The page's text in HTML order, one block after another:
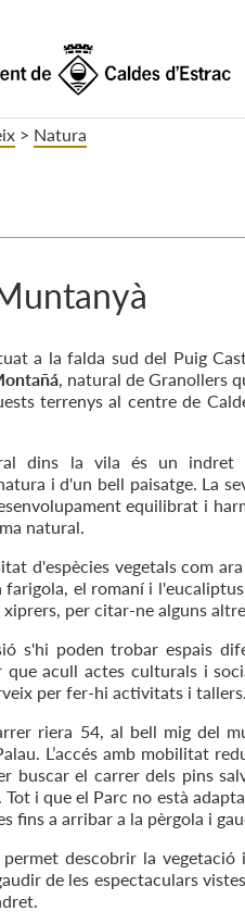
> Natura
a la falda sud del Puig
, natural de Granollers
terrenys al centre de
dins la vila és un
i d'un bell paisatge. La
equilibrat i
natural.
d'espècies vegetals com
farigola, el romaní i
per citar-ne alguns
s'hi poden trobar espais
que acull actes culturals i
per fer-hi activitats i
riera 54, al bell mig del
L’accés amb mobilitat
buscar el carrer dels pins
i que el Parc no està
fins a arribar a la pèrgola i
descobrir la vegetació
de les espectaculars